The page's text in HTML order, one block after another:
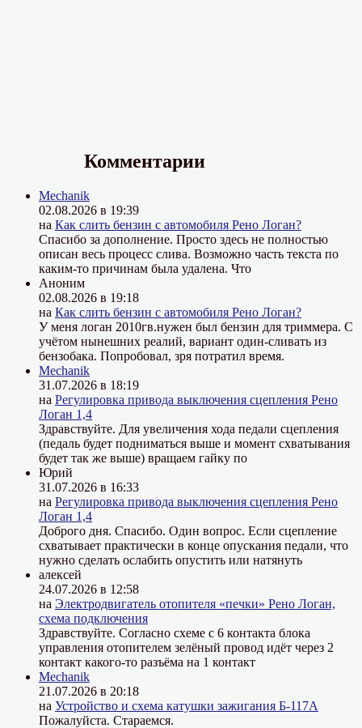
Комментарии
Mechanik
02.08.2026 в 19:39
на Как слить бензин с автомобиля Рено Логан?
Спасибо за дополнение. Просто здесь не полностью
описан весь процесс слива. Возможно часть текста по
каким-то причинам была удалена. Что
Аноним
02.08.2026 в 19:18
на Как слить бензин с автомобиля Рено Логан?
У меня логан 2010гв.нужен был бензин для триммера. С
учётом нынешних реалий, вариант один-сливать из
бензобака. Попробовал, зря потратил время.
Mechanik
31.07.2026 в 18:19
на Регулировка привода выключения сцепления Рено
Логан 1,4
Здравствуйте. Для увеличения хода педали сцепления
(педаль будет подниматься выше и момент схватывания
будет так же выше) вращаем гайку по
Юрий
31.07.2026 в 16:33
на Регулировка привода выключения сцепления Рено
Логан 1,4
Доброго дня. Спасибо. Один вопрос. Если сцепление
схватывает практически в конце опускания педали, что
нужно сделать ослабить опустить или натянуть
алексей
24.07.2026 в 12:58
на Электродвигатель отопителя «печки» Рено Логан,
схема подключения
Здравствуйте. Согласно схеме с 6 контакта блока
управления отопителем зелёный провод идёт через 2
контакт какого-то разъёма на 1 контакт
Mechanik
21.07.2026 в 20:18
на Устройство и схема катушки зажигания Б-117А
Пожалуйста. Стараемся.